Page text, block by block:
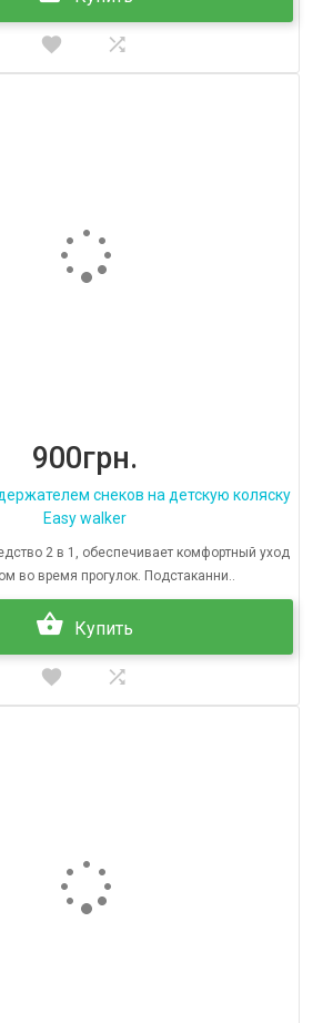
900грн.
снеков на детскую коляску
Easy walker
2 в 1, обеспечивает комфортный уход
во время прогулок. Подстаканни..
Купить